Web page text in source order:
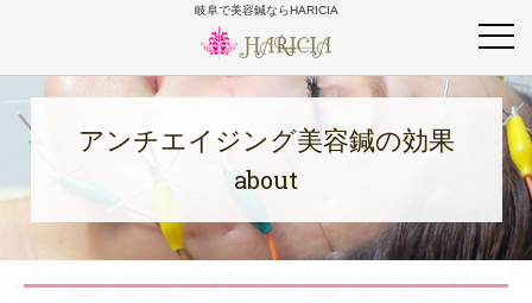
岐阜で美容鍼ならHARICIA
アンチエイジング美容鍼の効果
about